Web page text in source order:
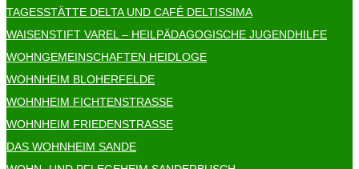
TAGESSTÄTTE DELTA UND CAFÉ DELTISSIMA
WAISENSTIFT VAREL – HEILPÄDAGOGISCHE JUGENDHILFE
WOHNGEMEINSCHAFTEN HEIDLOGE
WOHNHEIM BLOHERFELDE
WOHNHEIM FICHTENSTRASSE
WOHNHEIM FRIEDENSTRASSE
DAS WOHNHEIM SANDE